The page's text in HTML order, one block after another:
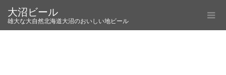
大沼ビール
雄大な大自然北海道大沼のおいしい地ビール